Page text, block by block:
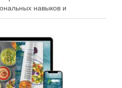
навыков и
однако на практике сделать